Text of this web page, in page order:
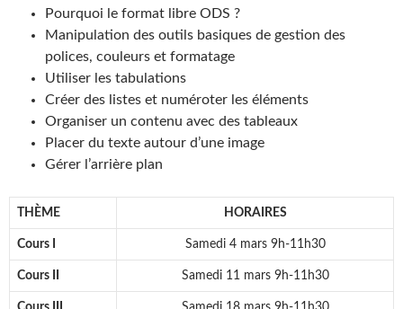
Pourquoi le format libre ODS ?
Manipulation des outils basiques de gestion des
polices, couleurs et formatage
Utiliser les tabulations
Créer des listes et numéroter les éléments
Organiser un contenu avec des tableaux
Placer du texte autour d’une image
Gérer l’arrière plan
THÈME HORAIRES
Cours I Samedi 4 mars 9h-11h30
Cours II Samedi 11 mars 9h-11h30